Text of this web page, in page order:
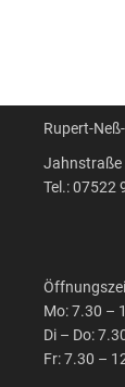
Rupert-
Jahnstraße
Tel.: 07522
Mo: 7.30 –
Di – Do:
Fr: 7.30 –